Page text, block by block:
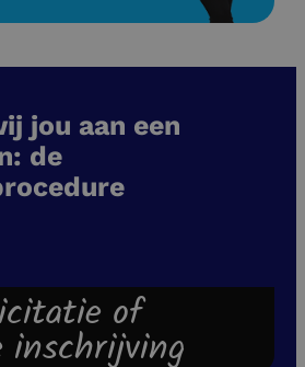
jou aan een
de
of
inschrijving